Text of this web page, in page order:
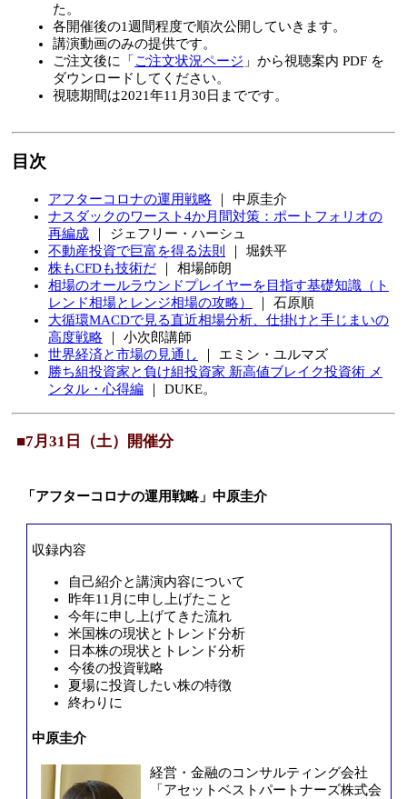
た。
各開催後の1週間程度で順次公開していきます。
講演動画のみの提供です。
ご注文後に「 ご注文状況ページ 」から視聴案内 PDF を
ダウンロードしてください。
視聴期間は2021年11月30日までです。
目次
アフターコロナの運用戦略 ｜ 中原圭介
ナスダックのワースト4か月間対策：ポートフォリオの
再編成 ｜ ジェフリー・ハーシュ
不動産投資で巨富を得る法則
｜ 堀鉄平
株もCFDも技術だ ｜ 相場師朗
相場のオールラウンドプレイヤーを目指す基礎知識（ト
レンド相場とレンジ相場の攻略）
｜ 石原順
大循環MACDで見る直近相場分析、仕掛けと手じまいの
高度戦略 ｜ 小次郎講師
世界経済と市場の見通し
｜ エミン・ユルマズ
勝ち組投資家と負け組投資家 新高値ブレイク投資術 メ
ンタル・心得編 ｜ DUKE。
■7月31日（土）開催分
「アフターコロナの運用戦略」中原圭介
収録内容
自己紹介と講演内容について
昨年11月に申し上げたこと
今年に申し上げてきた流れ
米国株の現状とトレンド分析
日本株の現状とトレンド分析
今後の投資戦略
夏場に投資したい株の特徴
終わりに
中原圭介
経営・金融のコンサルティング会社
「アセットベストパートナーズ株式会